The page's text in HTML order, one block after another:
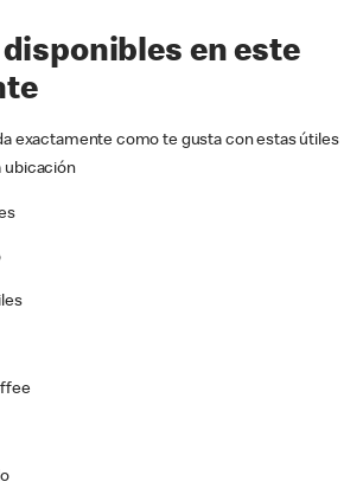
en este
exactamente como te gusta con estas útiles
ubicación